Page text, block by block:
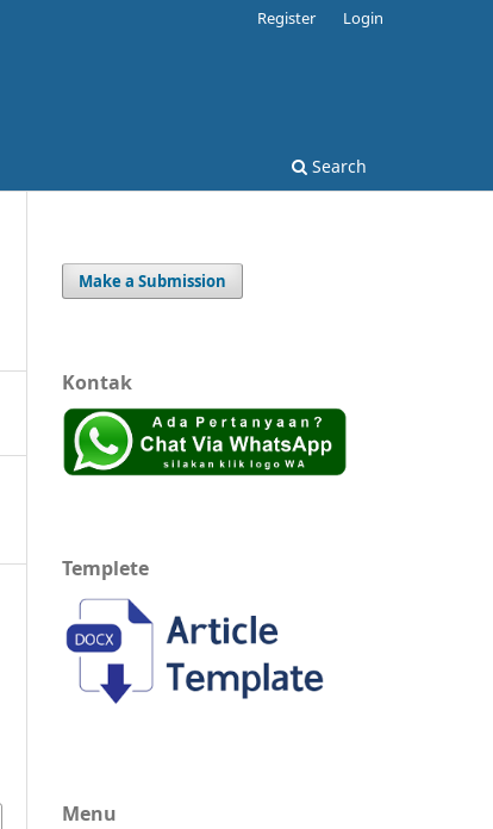
Search
Register Login
Make a Submission
Kontak
Templete
Menu